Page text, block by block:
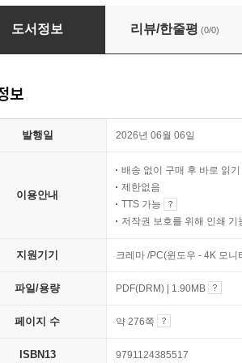
혁명
도서정보 리뷰/한줄평 (0/0)
보
발행일 2026년 06월 06일
이용안내
배송 없이 구매 후 바로 읽기
제한없음
TTS 가능
저작권 보호를 위해 인쇄 기
지원기기 크레마 /PC(윈도우 - 4K 모
파일/용량 PDF(DRM) | 1.90MB
페이지 수 약 276쪽
ISBN13 9791124385517